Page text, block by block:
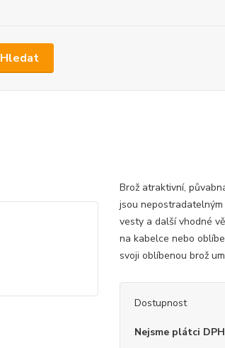
Hledat
Brož atraktivní,
jsou nepostradatelným
vesty a další vhodné
na kabelce nebo
svoji oblíbenou brož
Dostupnost
Nejsme plátci DPH